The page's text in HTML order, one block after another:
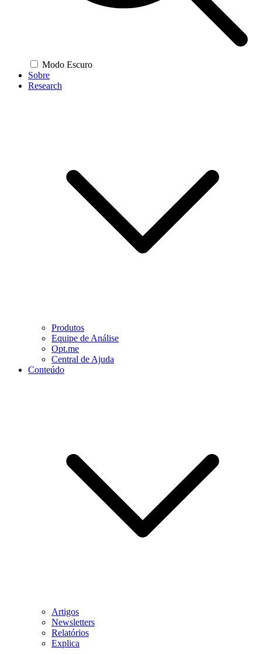
Modo Escuro
Sobre
Research
Produtos
Equipe de Análise
Opt.me
Central de Ajuda
Conteúdo
Artigos
Newsletters
Relatórios
Explica